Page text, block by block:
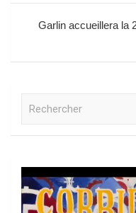
Garlin accueillera la
r
c
h